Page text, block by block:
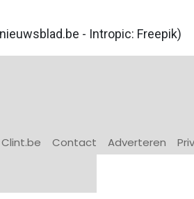
- Intropic: Freepik)
Contact Adverteren